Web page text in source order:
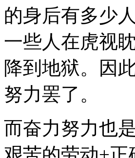
的身后有多少
一些人在虎视
降到地狱。因
努力罢了。
而奋力努力也